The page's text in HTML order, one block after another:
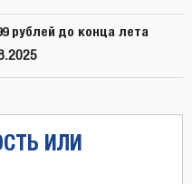
рублей до конца лета
ИЛИ